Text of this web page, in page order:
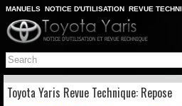
MANUELS NOTICE D'UTILISATION REVUE
PLAN DU SITE
CHERCHER
Toyota Yaris Revue Technique: Repose